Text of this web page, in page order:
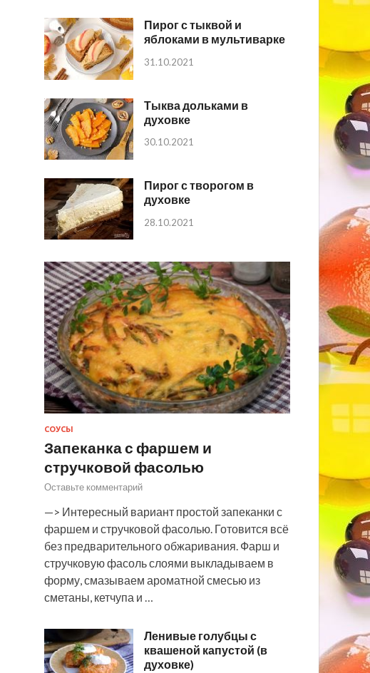
Пирог с тыквой и
яблоками в мультиварке
31.10.2021
Тыква дольками в
духовке
30.10.2021
Пирог с творогом в
духовке
28.10.2021
СОУСЫ
Запеканка с фаршем и
стручковой фасолью
Оставьте комментарий
—> Интересный вариант простой запеканки с
фаршем и стручковой фасолью. Готовится всё
без предварительного обжаривания. Фарш и
стручковую фасоль слоями выкладываем в
форму, смазываем ароматной смесью из
сметаны, кетчупа и …
Ленивые голубцы с
квашеной капустой (в
духовке)